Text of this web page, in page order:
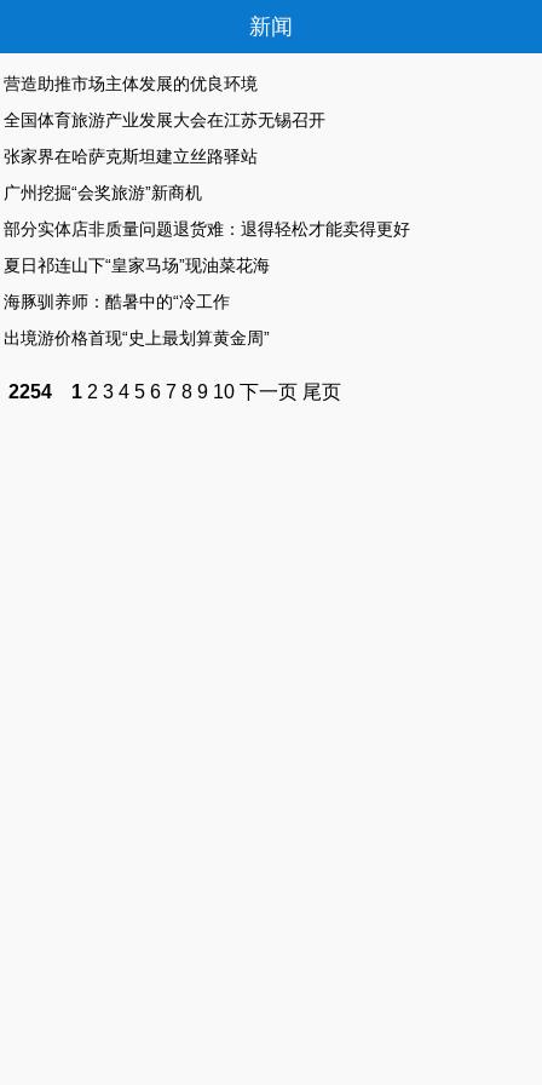
新闻
营造助推市场主体发展的优良环境
全国体育旅游产业发展大会在江苏无锡召开
张家界在哈萨克斯坦建立丝路驿站
广州挖掘“会奖旅游”新商机
部分实体店非质量问题退货难：退得轻松才能卖得更好
夏日祁连山下“皇家马场”现油菜花海
海豚驯养师：酷暑中的“冷工作
出境游价格首现“史上最划算黄金周”
2254 1 2 3 4 5 6 7 8 9 10 下一页 尾页